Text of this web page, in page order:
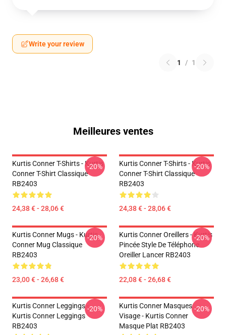
Write your review
1 / 1
Meilleures ventes
Kurtis Conner T-Shirts - Kurtis
Conner T-Shirt Classique
RB2403
24,38 € - 28,06 €
-20%
Kurtis Conner T-Shirts - Kurtis
Conner T-Shirt Classique
RB2403
24,38 € - 28,06 €
-20%
Kurtis Conner Mugs - Kurtis
Conner Mug Classique
RB2403
23,00 € - 26,68 €
-20%
Kurtis Conner Oreillers - Kurtis
Pincée Style De Téléphone
Oreiller Lancer RB2403
22,08 € - 26,68 €
-20%
Kurtis Conner Leggings -
Kurtis Conner Leggings
RB2403
-20%
Kurtis Conner Masques
Visage - Kurtis Conner
Masque Plat RB2403
-20%